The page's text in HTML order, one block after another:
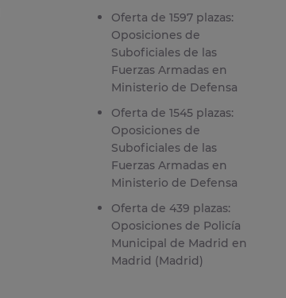
Oferta de 1597 plazas:
Oposiciones de
Suboficiales de las
Fuerzas Armadas en
Ministerio de Defensa
Oferta de 1545 plazas:
Oposiciones de
Suboficiales de las
Fuerzas Armadas en
Ministerio de Defensa
Oferta de 439 plazas:
Oposiciones de Policía
Municipal de Madrid en
Madrid (Madrid)